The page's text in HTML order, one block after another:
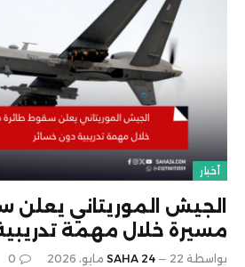
أخبار
الجيش الموريتاني يعلن
مسيرة خلال مهمة
بواسطة SAHA 24 22 مايو، 2026 0